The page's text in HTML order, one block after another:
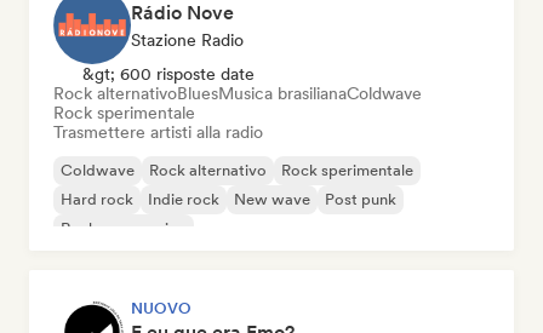
Rádio Nove
Stazione Radio
&gt; 600 risposte date
Rock alternativoBluesMusica brasilianaColdwave
Rock sperimentale
Trasmettere artisti alla radio
Coldwave Rock alternativo
Rock sperimentale
Hard rock
Indie rock New wave
Post punk
Rock progressivo
NUOVO